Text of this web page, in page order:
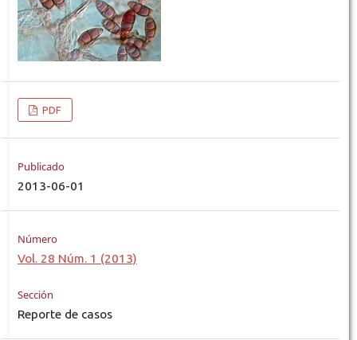
PDF
Publicado
2013-06-01
Número
Vol. 28 Núm. 1 (2013)
Sección
Reporte de casos